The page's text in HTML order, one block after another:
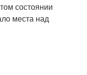
состоянии
места над